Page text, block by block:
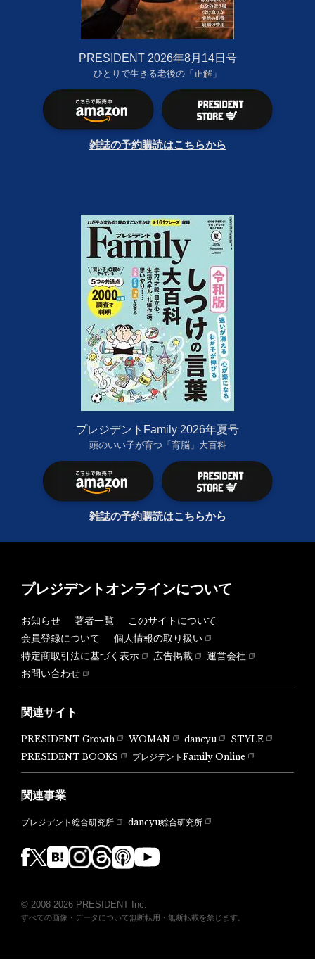
PRESIDENT 2026年8月14日号
ひとりで生きる老後の「正解」
雑誌の予約購読はこちらから
プレジデントFamily 2026年夏号
頭のいい子が育つ「育脳」大百科
雑誌の予約購読はこちらから
プレジデントオンラインについて
お知らせ 著者一覧
このサイトについて
会員登録について
個人情報の取り扱い
特定商取引法に基づく表示
広告掲載
運営会社
お問い合わせ
関連サイト
PRESIDENT Growth WOMAN dancyu
STYLE
PRESIDENT BOOKS
プレジデントFamily Online
関連事業
プレジデント総合研究所 dancyu総合研究所
© 2008-2026 PRESIDENT Inc.
すべての画像・データについて無断転用・無断転載を禁じます。